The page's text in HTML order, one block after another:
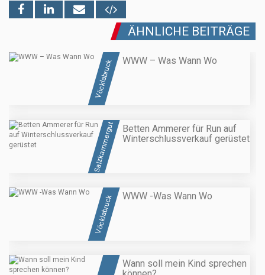
ÄHNLICHE BEITRÄGE
Vöcklabruck WWW – Was Wann Wo
Salzkammergut
Betten Ammerer für Run auf
Winterschlussverkauf gerüstet
Vöcklabruck WWW -Was Wann Wo
Wann soll mein Kind sprechen